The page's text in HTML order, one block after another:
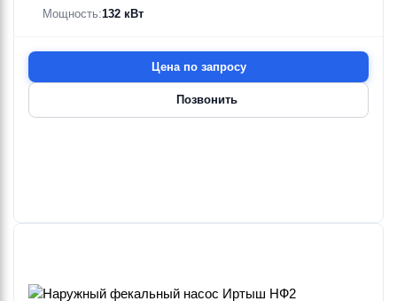
Мощность:132 кВт
Цена по запросу
Позвонить